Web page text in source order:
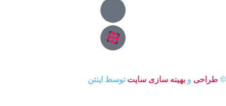
© طراحی و بهینه سازی سایت توسط اینتن